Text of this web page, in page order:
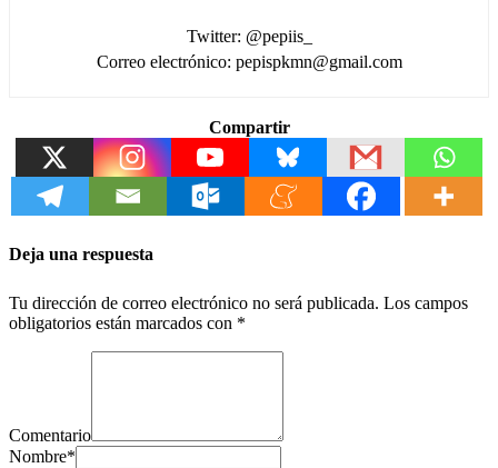
Twitter: @pepiis_
Correo electrónico: pepispkmn@gmail.com
Compartir
Deja una respuesta
Tu dirección de correo electrónico no será publicada. Los campos
obligatorios están marcados con *
Comentario
Nombre*